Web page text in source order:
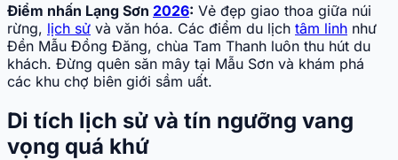
Điểm nhấn Lạng Sơn 2026: Vẻ đẹp giao thoa giữa núi
rừng, lịch sử và văn hóa. Các điểm du lịch tâm linh như
Đền Mẫu Đồng Đăng, chùa Tam Thanh luôn thu hút du
khách. Đừng quên săn mây tại Mẫu Sơn và khám phá
các khu chợ biên giới sầm uất.
Di tích lịch sử và tín ngưỡng vang
vọng quá khứ